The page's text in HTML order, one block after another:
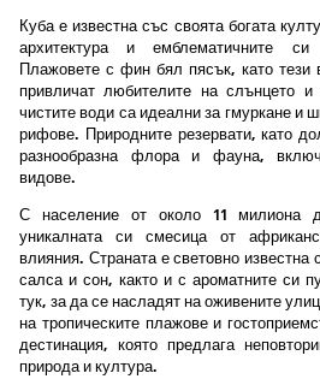
Куба е известна със своята богата
архитектура и емблематичните си
Плажовете с фин бял пясък, като
привличат любителите на слънцето и
чистите води са идеални за гмуркане и
рифове. Природните резервати, като
разнообразна флора и фауна,
видове.
С население от около 11 милиона
уникалната си смесица от
влияния. Страната е световно
салса и сон, както и с ароматните си
тук, за да се насладят на оживените
на тропическите плажове и
дестинация, която предлага
природа и култура.